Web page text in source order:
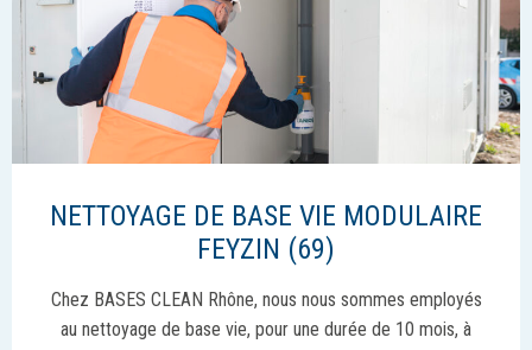
NETTOYAGE DE BASE VIE MODULAIRE
FEYZIN (69)
Chez BASES CLEAN Rhône, nous nous sommes employés
au nettoyage de base vie, pour une durée de 10 mois, à